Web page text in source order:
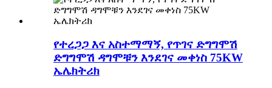
የተረጋጋ እና አስተማማኝ, የጥገና ድግግሞሽ
ድግግሞሽ ዳግሞቹን እንደገና መቀነስ 75KW
ኤሌክትሪክ